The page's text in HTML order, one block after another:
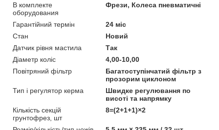
В комплекте
оборудования
Фрези, Колеса пневматичні
Гарантійний термін
24 міс
Стан
Новий
Датчик рівня мастила
Так
Діаметр коліс
4,00-10,00
Повітряний фільтр
Багатоступінчатий фільтр з
прозорим циклоном
Тип і регулятор керма
Швидке регулювання по
висоті та напрямку
Кількість секцій
грунтофрез, шт
8=(2+1+1)×2